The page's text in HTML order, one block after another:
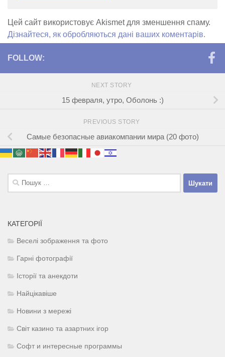
Цей сайт використовує Akismet для зменшення спаму.
Дізнайтеся, як обробляються дані ваших коментарів.
FOLLOW:
NEXT STORY
15 февраля, утро, Оболонь :)
PREVIOUS STORY
Самые безопасные авиакомпании мира (20 фото)
Пошук:
КАТЕГОРІЇ
Веселі зображення та фото
Гарні фотографії
Історії та анекдоти
Найцікавіше
Новини з мережі
Світ казино та азартних ігор
Софт и интересные программы